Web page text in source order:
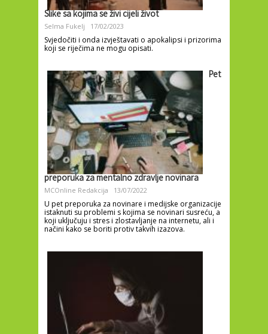
Slike sa kojima se živi cijeli život
Selma Fukelj 17/02/2023
Svjedočiti i onda izvještavati o apokalipsi i prizorima
koji se riječima ne mogu opisati.
Pet
preporuka za mentalno zdravlje novinara
MCOnline Redakcija 13/07/2022
U pet preporuka za novinare i medijske organizacije
istaknuti su problemi s kojima se novinari susreću, a
koji uključuju i stres i zlostavljanje na internetu, ali i
načini kako se boriti protiv takvih izazova.